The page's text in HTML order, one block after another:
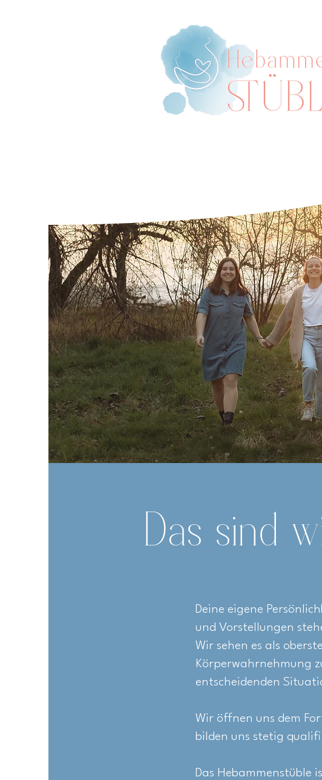
Das sind
Deine eigene
und Vorstellungen
Wir sehen es als
Körperwahrnehmung
entscheidenden
Wir öffnen uns dem
bilden uns stetig
Das Hebammenstüble